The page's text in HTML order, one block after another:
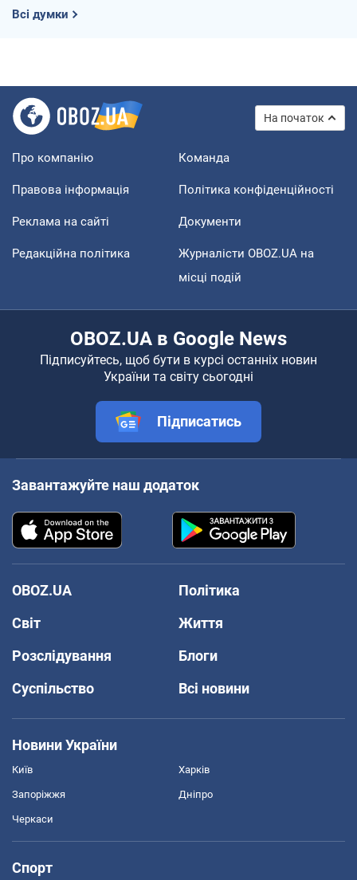
Всі думки
На початок
Про компанію Команда
Правова інформація Політика конфіденційності
Реклама на сайті Документи
Редакційна політика
Журналісти OBOZ.UA на
місці подій
OBOZ.UA в Google News
Підписуйтесь, щоб бути в курсі останніх новин
України та світу сьогодні
Підписатись
Завантажуйте наш додаток
OBOZ.UA
Політика
Світ
Життя
Розслідування
Блоги
Суспільство
Всі новини
Новини України
Київ Харків
Запоріжжя Дніпро
Черкаси
Спорт